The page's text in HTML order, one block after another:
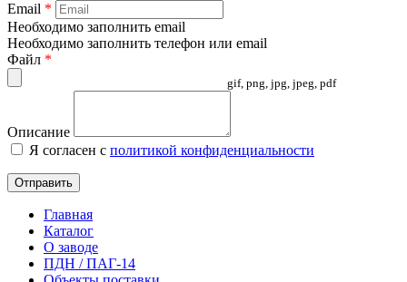
Email *
Необходимо заполнить email
Необходимо заполнить телефон или email
Файл *
gif, png, jpg, jpeg, pdf
Описание
Я согласен с политикой конфиденциальности
Отправить
Главная
Каталог
О заводе
ПДН / ПАГ-14